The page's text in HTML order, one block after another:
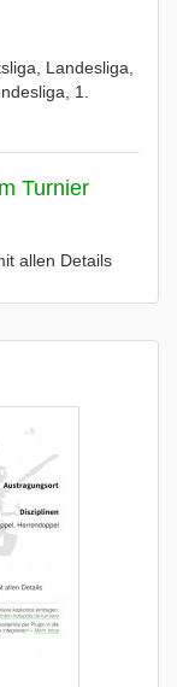
Landesliga,
1.
Turnier
allen Details